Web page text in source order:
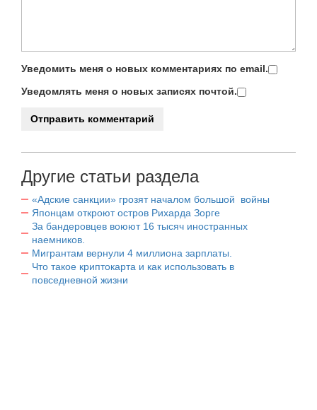
Уведомить меня о новых комментариях по email.
Уведомлять меня о новых записях почтой.
Другие статьи раздела
«Адские санкции» грозят началом большой войны
Японцам откроют остров Рихарда Зорге
За бандеровцев воюют 16 тысяч иностранных
наемников.
Мигрантам вернули 4 миллиона зарплаты.
Что такое криптокарта и как использовать в
повседневной жизни